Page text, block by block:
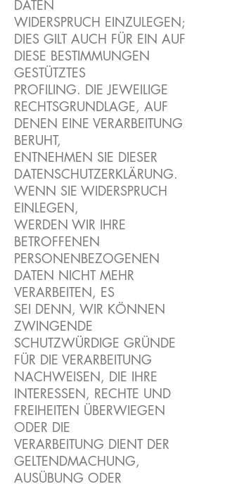
DATEN
WIDERSPRUCH EINZULEGEN;
DIES GILT AUCH FÜR EIN AUF
DIESE BESTIMMUNGEN
GESTÜTZTES
PROFILING. DIE JEWEILIGE
RECHTSGRUNDLAGE, AUF
DENEN EINE VERARBEITUNG
BERUHT,
ENTNEHMEN SIE DIESER
DATENSCHUTZERKLÄRUNG.
WENN SIE WIDERSPRUCH
EINLEGEN,
WERDEN WIR IHRE
BETROFFENEN
PERSONENBEZOGENEN
DATEN NICHT MEHR
VERARBEITEN, ES
SEI DENN, WIR KÖNNEN
ZWINGENDE
SCHUTZWÜRDIGE GRÜNDE
FÜR DIE VERARBEITUNG
NACHWEISEN, DIE IHRE
INTERESSEN, RECHTE UND
FREIHEITEN ÜBERWIEGEN
ODER DIE
VERARBEITUNG DIENT DER
GELTENDMACHUNG,
AUSÜBUNG ODER